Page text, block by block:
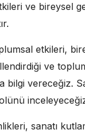
ve bireysel
etkileri,
ve
bilgi vereceğiz.
sanatı